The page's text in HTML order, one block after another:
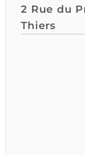
2 Rue du
Thiers